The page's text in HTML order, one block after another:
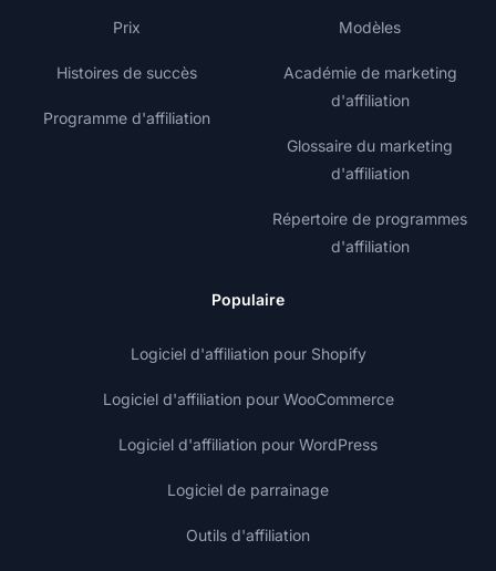
Prix
Histoires de succès
Programme d'affiliation
Modèles
Académie de marketing
d'affiliation
Glossaire du marketing
d'affiliation
Répertoire de programmes
d'affiliation
Populaire
Logiciel d'affiliation pour Shopify
Logiciel d'affiliation pour WooCommerce
Logiciel d'affiliation pour WordPress
Logiciel de parrainage
Outils d'affiliation